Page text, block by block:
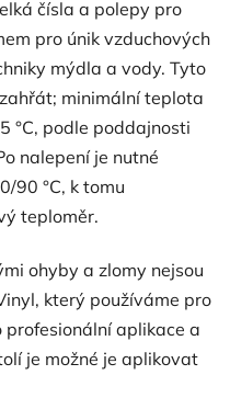
čísla a polepy pro
pro únik vzduchových
mýdla a vody. Tyto
minimální teplota
°C, podle poddajnosti
nalepení je nutné
90 °C, k tomu
teploměr.
ohyby a zlomy nejsou
který používáme pro
profesionální aplikace a
je možné je aplikovat